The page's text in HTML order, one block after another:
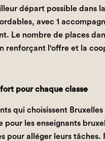
départ possible dans
avec 1
Le nombre de places
renforçant l'offre et la
pour chaque classe
qui choisissent
pour les enseignants
pour alléger leurs